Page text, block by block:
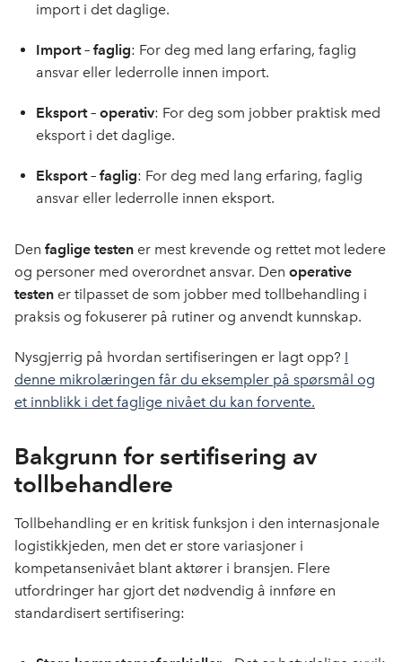
import i det daglige.
Import – faglig: For deg med lang erfaring, faglig
ansvar eller lederrolle innen import.
Eksport – operativ: For deg som jobber praktisk med
eksport i det daglige.
Eksport – faglig: For deg med lang erfaring, faglig
ansvar eller lederrolle innen eksport.
Den faglige testen er mest krevende og rettet mot ledere
og personer med overordnet ansvar. Den operative
testen er tilpasset de som jobber med tollbehandling i
praksis og fokuserer på rutiner og anvendt kunnskap.
Nysgjerrig på hvordan sertifiseringen er lagt opp? I
denne mikrolæringen får du eksempler på spørsmål og
et innblikk i det faglige nivået du kan forvente.
Bakgrunn for sertifisering av
tollbehandlere
Tollbehandling er en kritisk funksjon i den internasjonale
logistikkjeden, men det er store variasjoner i
kompetansenivået blant aktører i bransjen. Flere
utfordringer har gjort det nødvendig å innføre en
standardisert sertifisering: